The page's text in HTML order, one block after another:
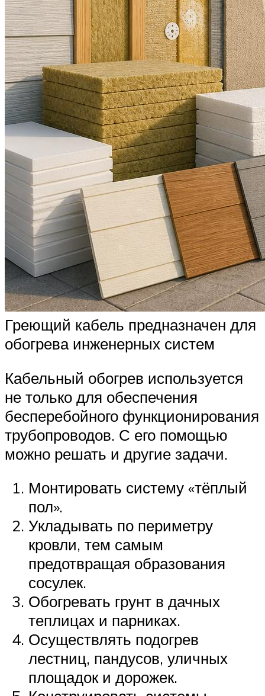
Греющий кабель предназначен для
обогрева инженерных систем
Кабельный обогрев используется
не только для обеспечения
бесперебойного функционирования
трубопроводов. С его помощью
можно решать и другие задачи.
Монтировать систему «тёплый
пол».
Укладывать по периметру
кровли, тем самым
предотвращая образования
сосулек.
Обогревать грунт в дачных
теплицах и парниках.
Осуществлять подогрев
лестниц, пандусов, уличных
площадок и дорожек.